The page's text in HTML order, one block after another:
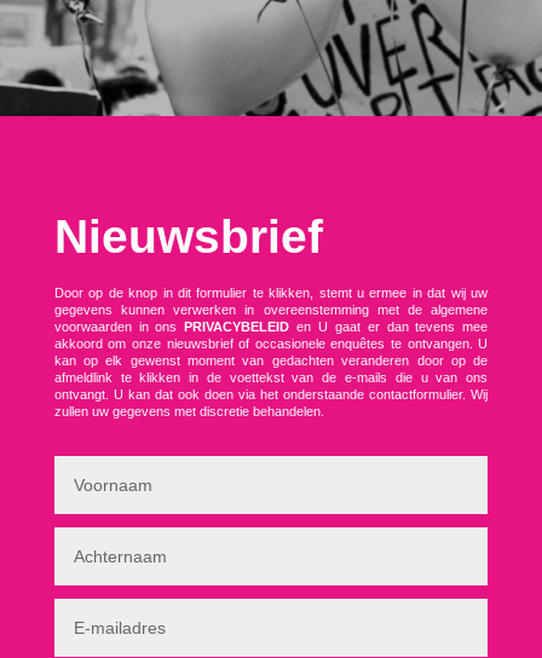
Nieuwsbrief
Door op de knop in dit formulier te klikken, stemt u ermee in dat wij uw
gegevens kunnen verwerken in overeenstemming met de algemene
voorwaarden in onsPRIVACYBELEID en U gaat er dan tevens mee
akkoord om onze nieuwsbrief of occasionele enquêtes te ontvangen. U
kan op elk gewenst moment van gedachten veranderen door op de
afmeldlink te klikken in de voettekst van de e-mails die u van ons
ontvangt. U kan dat ook doen via het onderstaande contactformulier. Wij
zullen uw gegevens met discretie behandelen.